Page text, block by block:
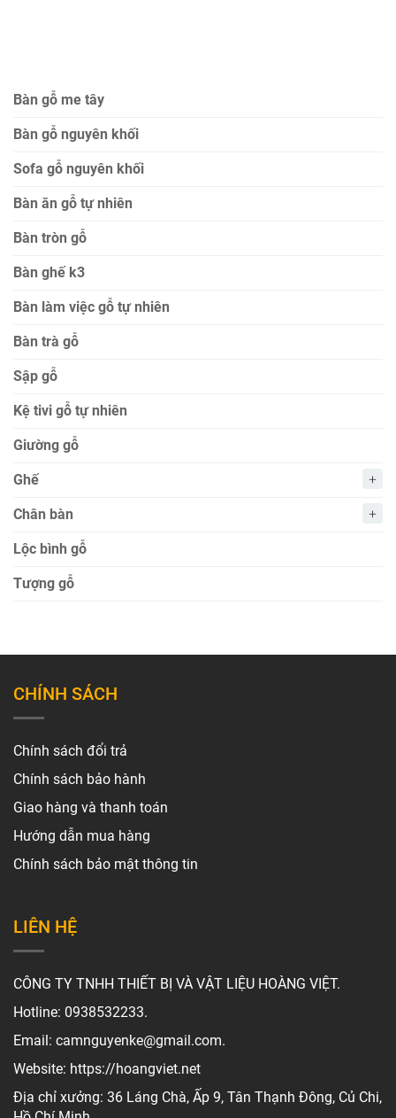
Bàn gỗ me tây
Bàn gỗ nguyên khối
Sofa gỗ nguyên khối
Bàn ăn gỗ tự nhiên
Bàn tròn gỗ
Bàn ghế k3
Bàn làm việc gỗ tự nhiên
Bàn trà gỗ
Sập gỗ
Kệ tivi gỗ tự nhiên
Giường gỗ
Ghế
Chân bàn
Lộc bình gỗ
Tượng gỗ
CHÍNH SÁCH
Chính sách đổi trả
Chính sách bảo hành
Giao hàng và thanh toán
Hướng dẫn mua hàng
Chính sách bảo mật thông tin
LIÊN HỆ
CÔNG TY TNHH THIẾT BỊ VÀ VẬT LIỆU HOÀNG VIỆT.
Hotline: 0938532233.
Email: camnguyenke@gmail.com.
Website: https://hoangviet.net
Địa chỉ xưởng: 36 Láng Chà, Ấp 9, Tân Thạnh Đông, Củ Chi,